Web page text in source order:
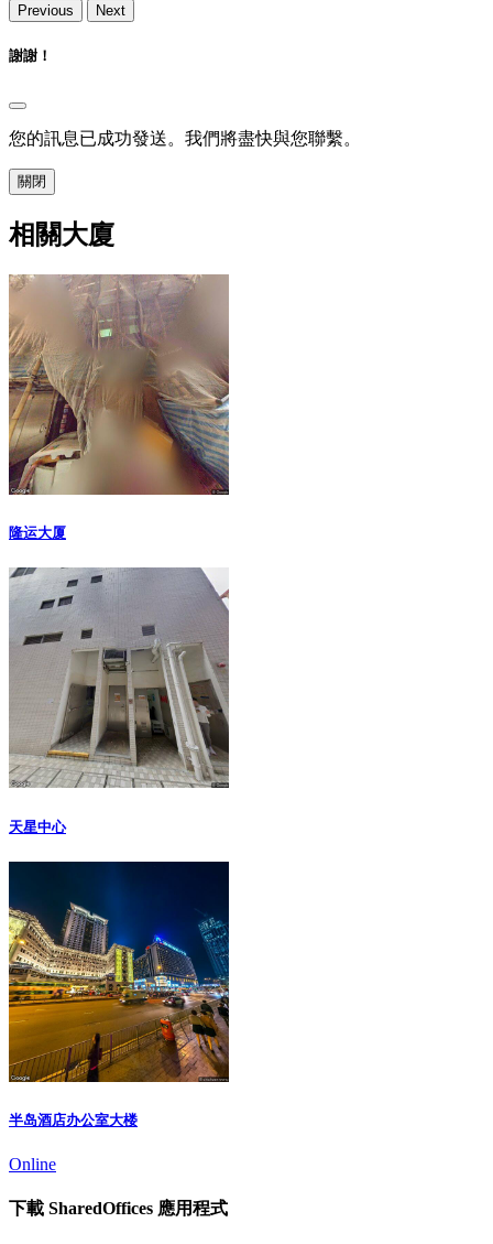
Previous Next
謝謝！
您的訊息已成功發送。我們將盡快與您聯繫。
關閉
相關大廈
隆运大厦
天星中心
半岛酒店办公室大楼
Online
下載 SharedOffices 應用程式